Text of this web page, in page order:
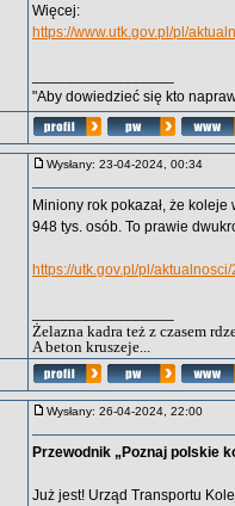
Więcej:
https://www.utk.gov.pl/pl/
"Aby dowiedzieć się kto
Wysłany: 23-04-2024, 00:34
Miniony rok pokazał, że
948 tys. osób. To prawie
https://utk.gov.pl/pl/
Żelazna kadra też z czasem
A beton kruszeje...
Wysłany: 26-04-2024, 22:00
Przewodnik „Poznaj polskie
Już jest! Urząd Transportu